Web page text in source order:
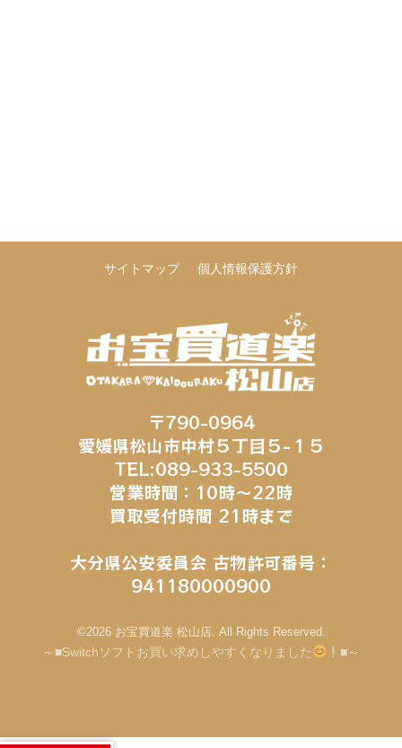
サイトマップ 個人情報保護方針
〒790-0964
愛媛県松山市中村５丁目５−１５
TEL:089-933-5500
営業時間：10時～22時
買取受付時間 21時まで
大分県公安委員会 古物許可番号：
941180000900
©2026 お宝買道楽 松山店. All Rights Reserved.
～■Switchソフトお買い求めしやすくなりました
■～